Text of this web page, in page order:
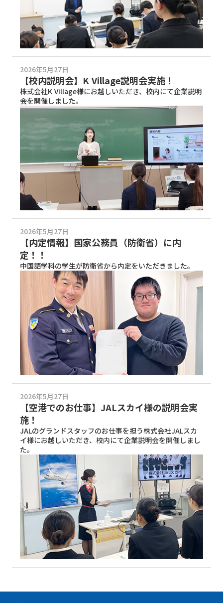
2026年5月27日
【校内説明会】K Village説明会実施！
株式会社K Village様にお越しいただき、校内にて企業説明
会を開催しました。
2026年5月27日
【内定情報】国家公務員（防衛省）に内
定！！
中国語学科の学生が防衛省から内定をいただきました。
2026年5月27日
【空港でのお仕事】JALスカイ様の説明会実
施！
JALのグランドスタッフのお仕事を担う株式会社JALスカ
イ様にお越しいただき、校内にて企業説明会を開催しまし
た。